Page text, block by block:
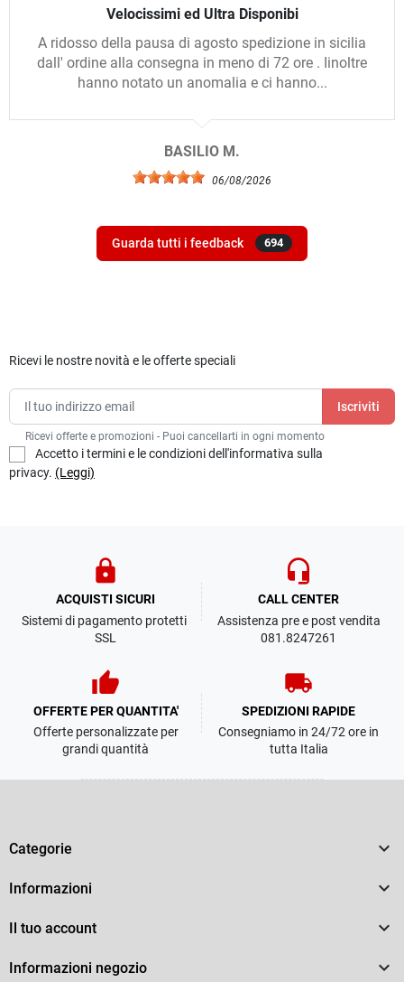
Velocissimi ed Ultra Disponibi
A ridosso della pausa di agosto spedizione in sicilia
dall' ordine alla consegna in meno di 72 ore . Iinoltre
hanno notato un anomalia e ci hanno...
BASILIO M.
06/08/2026
Guarda tutti i feedback 694
Ricevi le nostre novità e le offerte speciali
Ricevi offerte e promozioni - Puoi cancellarti in ogni momento
Accetto i termini e le condizioni dell'informativa sulla
privacy. (Leggi)
lock
ACQUISTI SICURI
Sistemi di pagamento protetti
SSL
headset_mic
CALL CENTER
Assistenza pre e post vendita
081.8247261
thumb_up
OFFERTE PER QUANTITA'
Offerte personalizzate per
grandi quantità
local_shipping
SPEDIZIONI RAPIDE
Consegniamo in 24/72 ore in
tutta Italia
Categorie 
Informazioni 
Il tuo account 
Informazioni negozio 